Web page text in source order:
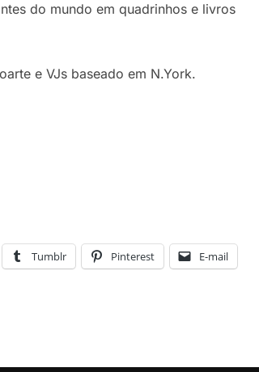
do mundo em quadrinhos e livros
e VJs baseado em N.York.
Tumblr Pinterest E-mail